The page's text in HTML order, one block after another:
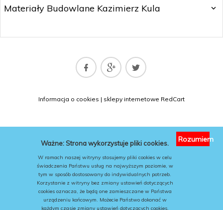
Materiały Budowlane Kazimierz Kula
matbud@matbud.pl
Informacja o cookies | sklepy internetowe RedCart
Ważne: Strona wykorzystuje pliki cookies.
W ramach naszej witryny stosujemy pliki cookies w celu
świadczenia Państwu usług na najwyższym poziomie, w
tym w sposób dostosowany do indywidualnych potrzeb.
Korzystanie z witryny bez zmiany ustawień dotyczących
cookies oznacza, że będą one zamieszczane w Państwa
urządzeniu końcowym. Możecie Państwo dokonać w
każdym czasie zmiany ustawień dotyczących cookies.
Rozumiem